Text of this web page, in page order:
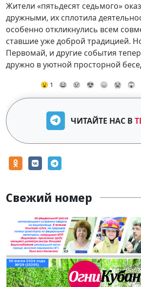
Жители «пятьдесят седьмого»
дружными, их сплотила
особенно откликнулись всем
ставшие уже доброй традицией.
Первомай, и другие события
дружно в уютной просторной
😮 1 😂 😢 😍 😞 😭 😱
ЧИТАЙТЕ НАС В
Свежий номер